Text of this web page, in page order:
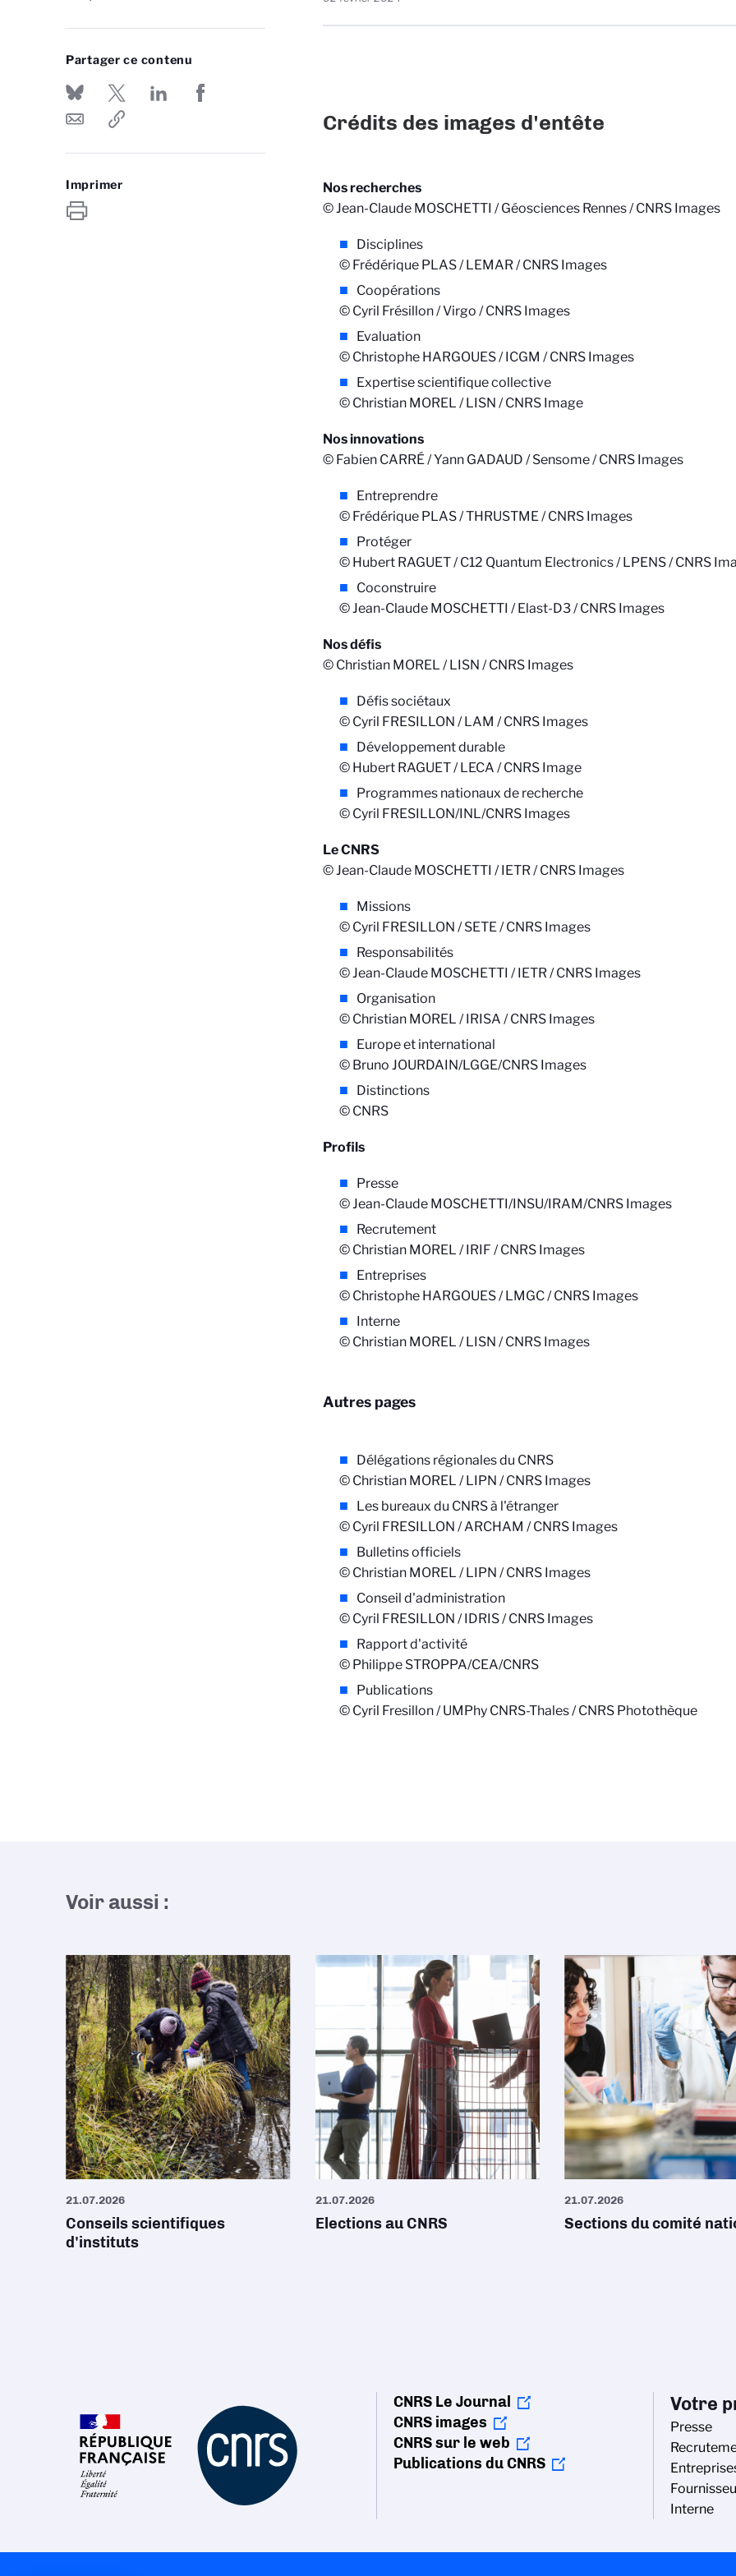
Partager ce contenu
Imprimer
Crédits des images d'entête
Nos recherches
© Jean-Claude MOSCHETTI / Géosciences Rennes / CNRS Images
Disciplines
© Frédérique PLAS / LEMAR / CNRS Images
Coopérations
© Cyril Frésillon / Virgo / CNRS Images
Evaluation
© Christophe HARGOUES / ICGM / CNRS Images
Expertise scientifique collective
© Christian MOREL / LISN / CNRS Image
Nos innovations
© Fabien CARRÉ / Yann GADAUD / Sensome / CNRS Images
Entreprendre
© Frédérique PLAS / THRUSTME / CNRS Images
Protéger
© Hubert RAGUET / C12 Quantum Electronics / LPENS / CNRS
Coconstruire
© Jean-Claude MOSCHETTI / Elast-D3 / CNRS Images
Nos défis
© Christian MOREL / LISN / CNRS Images
Défis sociétaux
© Cyril FRESILLON / LAM / CNRS Images
Développement durable
© Hubert RAGUET / LECA / CNRS Image
Programmes nationaux de recherche
© Cyril FRESILLON/INL/CNRS Images
Le CNRS
© Jean-Claude MOSCHETTI / IETR / CNRS Images
Missions
© Cyril FRESILLON / SETE / CNRS Images
Responsabilités
© Jean-Claude MOSCHETTI / IETR / CNRS Images
Organisation
© Christian MOREL / IRISA / CNRS Images
Europe et international
© Bruno JOURDAIN/LGGE/CNRS Images
Distinctions
© CNRS
Profils
Presse
© Jean-Claude MOSCHETTI/INSU/IRAM/CNRS Images
Recrutement
© Christian MOREL / IRIF / CNRS Images
Entreprises
© Christophe HARGOUES / LMGC / CNRS Images
Interne
© Christian MOREL / LISN / CNRS Images
Autres pages
Délégations régionales du CNRS
© Christian MOREL / LIPN / CNRS Images
Les bureaux du CNRS à l'étranger
© Cyril FRESILLON / ARCHAM / CNRS Images
Bulletins officiels
© Christian MOREL / LIPN / CNRS Images
Conseil d'administration
© Cyril FRESILLON / IDRIS / CNRS Images
Rapport d'activité
© Philippe STROPPA/CEA/CNRS
Publications
© Cyril Fresillon / UMPhy CNRS-Thales / CNRS Photothèque
Voir aussi :
21.07.2026
Conseils scientifiques
d'instituts
21.07.2026
Elections au CNRS
21.07.2026
Sections du comité
CNRS Le Journal
CNRS images
CNRS sur le web
Publications du CNRS
Votre
Presse
Interne